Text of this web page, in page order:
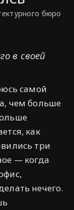
бюро
в своей
самой
чем больше
как
три
— когда
нечего.